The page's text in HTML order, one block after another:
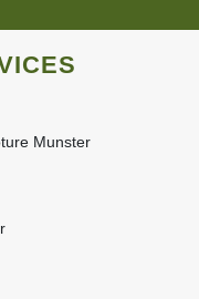
Munster